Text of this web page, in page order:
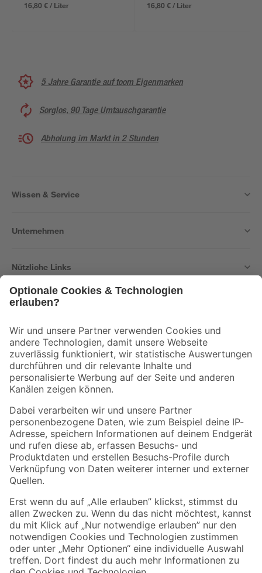
16,80 € / Liter 16,80 € / Liter
5 Jahre Garantie auf toom Eigenmarken
Sorglos, 90 Tage Umtauschgarantie
Abholung im Markt in 2 Stunden
Wissen & Service
Unternehmen
Nützliche Links
Der toom Newsletter: Keine Angebote und Aktionen mehr verpassen!
Zur Newsletter Anmeldung
Folge uns
Zahlungsarten Versandarten
Sicher einkaufen
Jetzt die toom-App herunterladen